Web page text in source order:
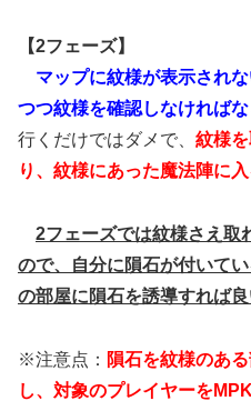
【2フェーズ】
マップに紋様が表示され
つつ紋様を確認しなければ
行くだけではダメで、 紋様
り、紋様にあった魔法陣に
2フェーズでは紋様さえ取
ので、自分に隕石が付いて
の部屋に隕石を誘導すれば
※注意点： 隕石を紋様のあ
し、対象のプレイヤーを